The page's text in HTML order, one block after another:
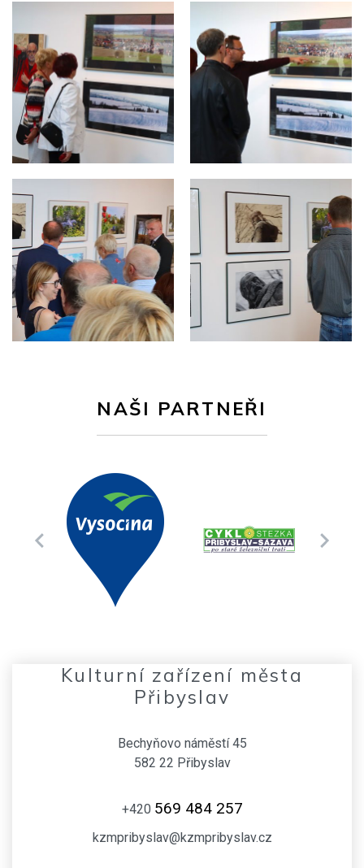
NAŠI PARTNEŘI
Kulturní zařízení města
Přibyslav
Bechyňovo náměstí 45
582 22 Přibyslav
+420 569 484 257
kzmpribyslav@kzmpribyslav.cz